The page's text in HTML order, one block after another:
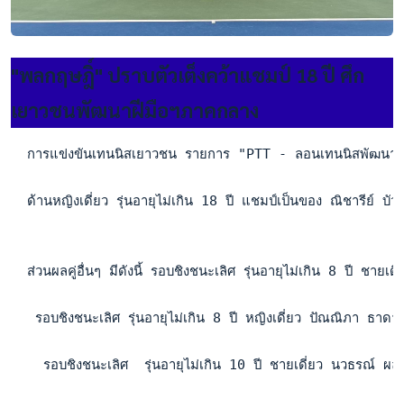
"พลกฤษฎิ์" ปราบตัวเต็งคว้าแชมป์ 18 ปี ศึก
เยาวชนพัฒนาฝีมือฯภาคกลาง
การแข่งขันเทนนิสเยาวชน รายการ "PTT - ลอนเทนนิสพัฒน
ด้านหญิงเดี่ยว รุ่นอายุไม่เกิน 18 ปี แชมป์เป็นของ ณิชารีย์ บั
ส่วนผลคู่อื่นๆ มีดังนี้ รอบชิงชนะเลิศ รุ่นอายุไม่เกิน 8 ปี ชายเ
รอบชิงชนะเลิศ รุ่นอายุไม่เกิน 8 ปี หญิงเดี่ยว ปัณณิภา ธาด
รอบชิงชนะเลิศ  รุ่นอายุไม่เกิน 10 ปี ชายเดี่ยว นวธรณ์